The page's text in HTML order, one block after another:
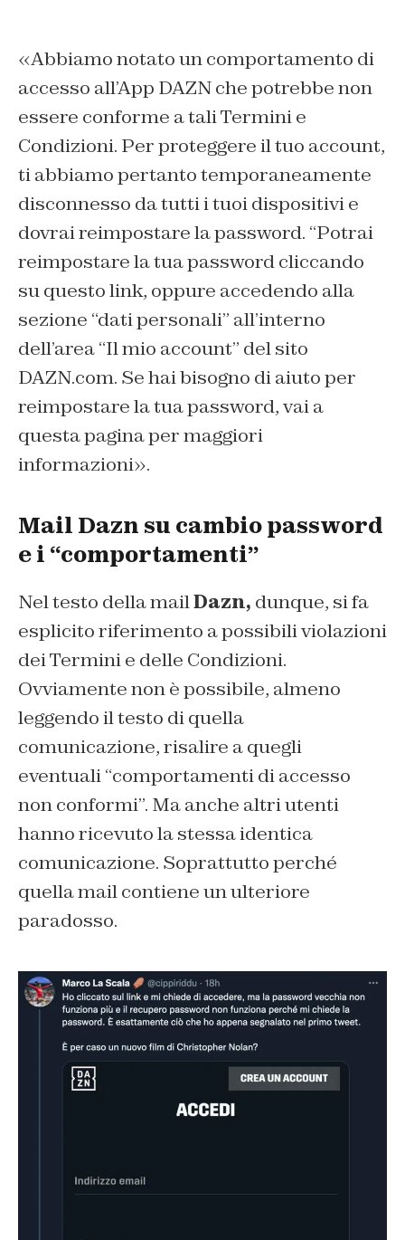
«Abbiamo notato un comportamento di
accesso all’App DAZN che potrebbe non
essere conforme a tali Termini e
Condizioni. Per proteggere il tuo account,
ti abbiamo pertanto temporaneamente
disconnesso da tutti i tuoi dispositivi e
dovrai reimpostare la password. “Potrai
reimpostare la tua password cliccando
su questo link, oppure accedendo alla
sezione “dati personali” all’interno
dell’area “Il mio account” del sito
DAZN.com. Se hai bisogno di aiuto per
reimpostare la tua password, vai a
questa pagina per maggiori
informazioni».
Mail Dazn su cambio password
e i “comportamenti”
Nel testo della mailDazn, dunque, si fa
esplicito riferimento a possibili violazioni
dei Termini e delle Condizioni.
Ovviamente non è possibile, almeno
leggendo il testo di quella
comunicazione, risalire a quegli
eventuali “comportamenti di accesso
non conformi”. Ma anche altri utenti
hanno ricevuto la stessa identica
comunicazione. Soprattutto perché
quella mail contiene un ulteriore
paradosso.